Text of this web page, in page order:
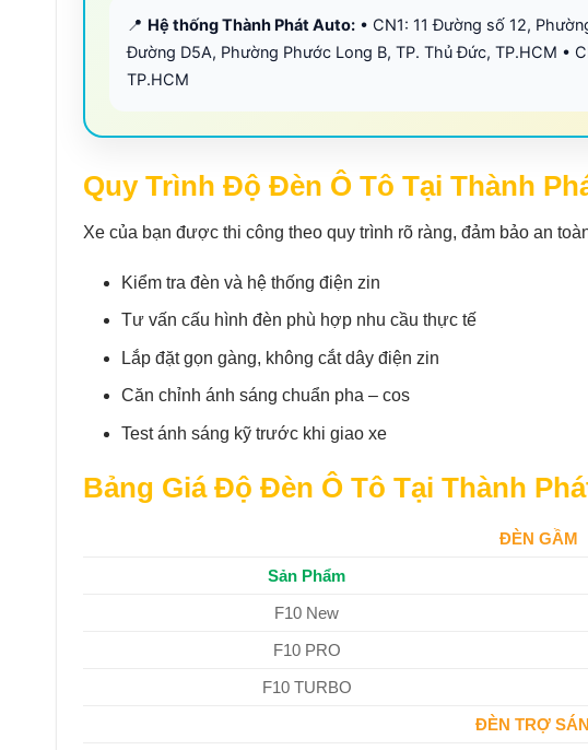
📍 Hệ thống Thành Phát Auto: • CN1: 11 Đường số 12,
Đường D5A, Phường Phước Long B, TP. Thủ Đức, TP.HCM •
TP.HCM
Quy Trình Độ Đèn Ô Tô Tại Thành
Xe của bạn được thi công theo quy trình rõ ràng, đảm bảo an
Kiểm tra đèn và hệ thống điện zin
Tư vấn cấu hình đèn phù hợp nhu cầu thực tế
Lắp đặt gọn gàng, không cắt dây điện zin
Căn chỉnh ánh sáng chuẩn pha – cos
Test ánh sáng kỹ trước khi giao xe
Bảng Giá Độ Đèn Ô Tô Tại Thành
ĐÈN GẦM
Sản Phẩm
F10 New
F10 PRO
F10 TURBO
ĐÈN TRỢ